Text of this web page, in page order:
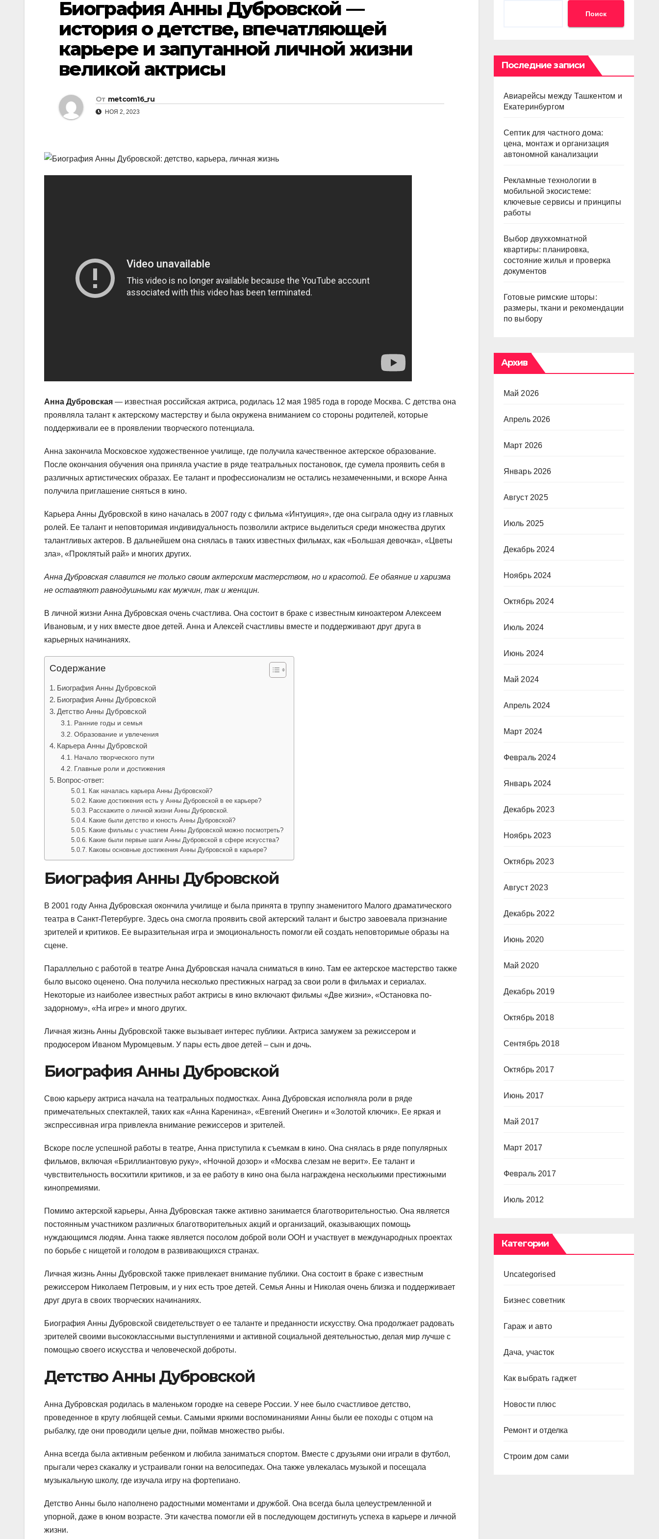
Биография Анны Дубровской —
история о детстве, впечатляющей
карьере и запутанной личной жизни
великой актрисы
От metcom16_ru
НОЯ 2, 2023
Анна Дубровская — известная российская актриса, родилась 12 мая 1985 года в городе Москва. С детства она
проявляла талант к актерскому мастерству и была окружена вниманием со стороны родителей, которые
поддерживали ее в проявлении творческого потенциала.
Анна закончила Московское художественное училище, где получила качественное актерское образование.
После окончания обучения она приняла участие в ряде театральных постановок, где сумела проявить себя в
различных артистических образах. Ее талант и профессионализм не остались незамеченными, и вскоре Анна
получила приглашение сняться в кино.
Карьера Анны Дубровской в кино началась в 2007 году с фильма «Интуиция», где она сыграла одну из главных
ролей. Ее талант и неповторимая индивидуальность позволили актрисе выделиться среди множества других
талантливых актеров. В дальнейшем она снялась в таких известных фильмах, как «Большая девочка», «Цветы
зла», «Проклятый рай» и многих других.
Анна Дубровская славится не только своим актерским мастерством, но и красотой. Ее обаяние и харизма
не оставляют равнодушными как мужчин, так и женщин.
В личной жизни Анна Дубровская очень счастлива. Она состоит в браке с известным киноактером Алексеем
Ивановым, и у них вместе двое детей. Анна и Алексей счастливы вместе и поддерживают друг друга в
карьерных начинаниях.
Содержание
Биография Анны Дубровской
Биография Анны Дубровской
Детство Анны Дубровской
Ранние годы и семья
Образование и увлечения
Карьера Анны Дубровской
Начало творческого пути
Главные роли и достижения
Вопрос-ответ:
Как началась карьера Анны Дубровской?
Какие достижения есть у Анны Дубровской в ее карьере?
Расскажите о личной жизни Анны Дубровской.
Какие были детство и юность Анны Дубровской?
Какие фильмы с участием Анны Дубровской можно посмотреть?
Какие были первые шаги Анны Дубровской в сфере искусства?
Каковы основные достижения Анны Дубровской в карьере?
Биография Анны Дубровской
В 2001 году Анна Дубровская окончила училище и была принята в труппу знаменитого Малого драматического
театра в Санкт-Петербурге. Здесь она смогла проявить свой актерский талант и быстро завоевала признание
зрителей и критиков. Ее выразительная игра и эмоциональность помогли ей создать неповторимые образы на
сцене.
Параллельно с работой в театре Анна Дубровская начала сниматься в кино. Там ее актерское мастерство также
было высоко оценено. Она получила несколько престижных наград за свои роли в фильмах и сериалах.
Некоторые из наиболее известных работ актрисы в кино включают фильмы «Две жизни», «Остановка по-
задорному», «На игре» и много других.
Личная жизнь Анны Дубровской также вызывает интерес публики. Актриса замужем за режиссером и
продюсером Иваном Муромцевым. У пары есть двое детей – сын и дочь.
Биография Анны Дубровской
Свою карьеру актриса начала на театральных подмостках. Анна Дубровская исполняла роли в ряде
примечательных спектаклей, таких как «Анна Каренина», «Евгений Онегин» и «Золотой ключик». Ее яркая и
экспрессивная игра привлекла внимание режиссеров и зрителей.
Вскоре после успешной работы в театре, Анна приступила к съемкам в кино. Она снялась в ряде популярных
фильмов, включая «Бриллиантовую руку», «Ночной дозор» и «Москва слезам не верит». Ее талант и
чувствительность восхитили критиков, и за ее работу в кино она была награждена несколькими престижными
кинопремиями.
Помимо актерской карьеры, Анна Дубровская также активно занимается благотворительностью. Она является
постоянным участником различных благотворительных акций и организаций, оказывающих помощь
нуждающимся людям. Анна также является посолом доброй воли ООН и участвует в международных проектах
по борьбе с нищетой и голодом в развивающихся странах.
Личная жизнь Анны Дубровской также привлекает внимание публики. Она состоит в браке с известным
режиссером Николаем Петровым, и у них есть трое детей. Семья Анны и Николая очень близка и поддерживает
друг друга в своих творческих начинаниях.
Биография Анны Дубровской свидетельствует о ее таланте и преданности искусству. Она продолжает радовать
зрителей своими высококлассными выступлениями и активной социальной деятельностью, делая мир лучше с
помощью своего искусства и человеческой доброты.
Детство Анны Дубровской
Анна Дубровская родилась в маленьком городке на севере России. У нее было счастливое детство,
проведенное в кругу любящей семьи. Самыми яркими воспоминаниями Анны были ее походы с отцом на
рыбалку, где они проводили целые дни, поймав множество рыбы.
Анна всегда была активным ребенком и любила заниматься спортом. Вместе с друзьями они играли в футбол,
прыгали через скакалку и устраивали гонки на велосипедах. Она также увлекалась музыкой и посещала
музыкальную школу, где изучала игру на фортепиано.
Детство Анны было наполнено радостными моментами и дружбой. Она всегда была целеустремленной и
упорной, даже в юном возрасте. Эти качества помогли ей в последующем достигнуть успеха в карьере и личной
жизни.
Поиск
Последние записи
Авиарейсы между Ташкентом и
Екатеринбургом
Септик для частного дома:
цена, монтаж и организация
автономной канализации
Рекламные технологии в
мобильной экосистеме:
ключевые сервисы и принципы
работы
Выбор двухкомнатной
квартиры: планировка,
состояние жилья и проверка
документов
Готовые римские шторы:
размеры, ткани и рекомендации
по выбору
Архив
Май 2026
Апрель 2026
Март 2026
Январь 2026
Август 2025
Июль 2025
Декабрь 2024
Ноябрь 2024
Октябрь 2024
Июль 2024
Июнь 2024
Май 2024
Апрель 2024
Март 2024
Февраль 2024
Январь 2024
Декабрь 2023
Ноябрь 2023
Октябрь 2023
Август 2023
Декабрь 2022
Июнь 2020
Май 2020
Декабрь 2019
Октябрь 2018
Сентябрь 2018
Октябрь 2017
Июнь 2017
Май 2017
Март 2017
Февраль 2017
Июль 2012
Категории
Uncategorised
Бизнес советник
Гараж и авто
Дача, участок
Как выбрать гаджет
Новости плюс
Ремонт и отделка
Строим дом сами